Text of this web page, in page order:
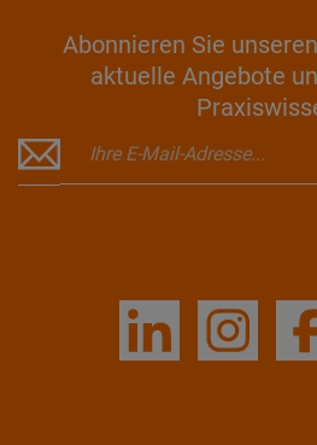
Abonnieren Sie
aktuelle Angebote